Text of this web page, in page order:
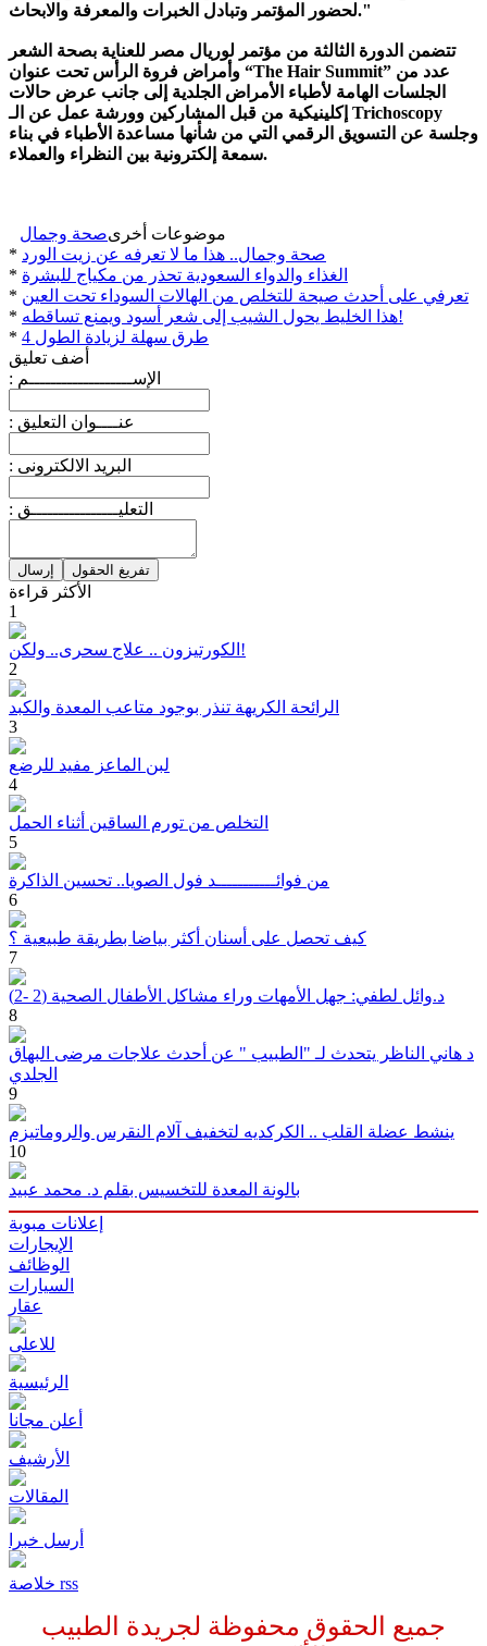
لحضور المؤتمر وتبادل الخبرات والمعرفة والابحاث."
تتضمن الدورة الثالثة من مؤتمر لوريال مصر للعناية بصحة الشعر
وأمراض فروة الرأس تحت عنوان “The Hair Summit” عدد من
الجلسات الهامة لأطباء الأمراض الجلدية إلى جانب عرض حالات
إكلينيكية من قبل المشاركين وورشة عمل عن الـ Trichoscopy
وجلسة عن التسويق الرقمي التي من شأنها مساعدة الأطباء في بناء
سمعة إلكترونية بين النظراء والعملاء.
موضوعات أخرىصحة وجمال
* صحة وجمال.. هذا ما لا تعرفه عن زيت الورد
* الغذاء والدواء السعودية تحذر من مكياج للبشرة
* تعرفي على أحدث صيحة للتخلص من الهالات السوداء تحت العين
*
هذا الخليط يحول الشيب إلى شعر أسود ويمنع تساقطه!
*
4 طرق سهلة لزيادة الطول
أضف تعليق
: الإســـــــــــــــــــم
: عنــــوان التعليق
: البريد الالكترونى
: التعليــــــــــــــــق
الأكثر قراءة
1
الكورتيزون .. علاج سحرى.. ولكن!
2
الرائحة الكريهة تنذر بوجود متاعب المعدة والكبد
3
لبن الماعز مفيد للرضع
4
التخلص من تورم الساقين أثناء الحمل
5
من فوائـــــــــــد فول الصويا.. تحسين الذاكرة
6
كيف تحصل على أسنان أكثر بياضا بطريقة طبيعية ؟
7
د.وائل لطفي: جهل الأمهات وراء مشاكل الأطفال الصحية (2 -2)
8
د هاني الناظر يتحدث لـ "الطبيب " عن أحدث علاجات مرضى البهاق
الجلدي
9
ينشط عضلة القلب .. الكركديه لتخفيف آلام النقرس والروماتيزم
10
بالونة المعدة للتخسيس بقلم د. محمد عبيد
إعلانات مبوبة
الإيجارات
الوظائف
السيارات
عقار
للاعلى
الرئيسية
أعلن مجانا
الأرشيف
المقالات
أرسل خبرا
خلاصة rss
جميع الحقوق محفوظة لجريدة الطبيب